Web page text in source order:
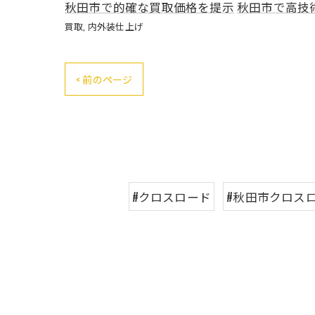
秋田市で的確な買取価格を提示 秋田市で高技
買取 内外装仕上げ
< 前のページ
#クロスロード #秋田市クロス